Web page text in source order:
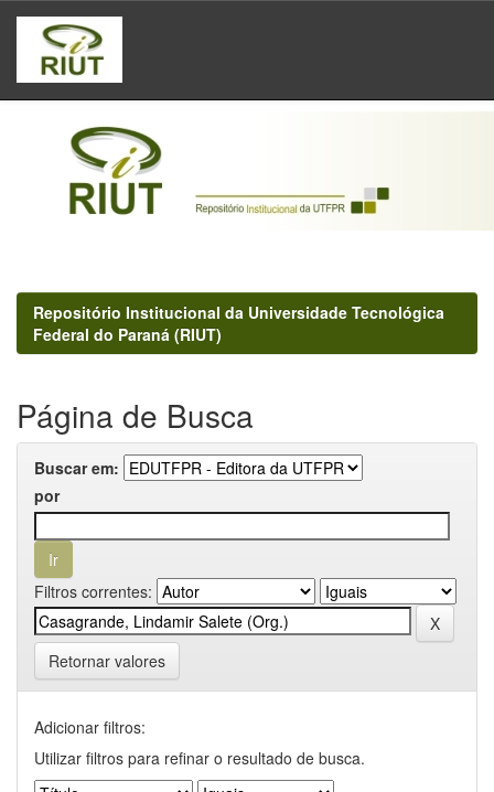
Skip
navigation
Repositório Institucional da Universidade Tecnológica
Federal do Paraná (RIUT)
Página de Busca
Buscar em:
por
Filtros correntes:
Retornar valores
Adicionar filtros:
Utilizar filtros para refinar o resultado de busca.